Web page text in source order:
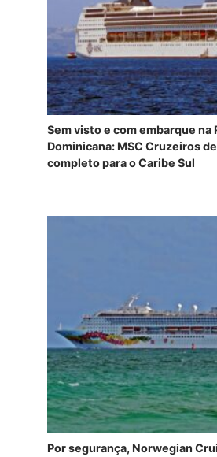
Sem visto e com embarque na
Dominicana: MSC Cruzeiros
completo para o Caribe Sul
Por segurança, Norwegian